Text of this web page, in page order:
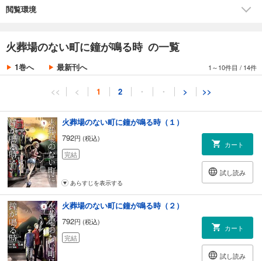
閲覧環境
火葬場のない町に鐘が鳴る時 の一覧
1巻へ 最新刊へ 1～10件目 / 14件
<< < 1 2 ・ ・ > >>
火葬場のない町に鐘が鳴る時（１）
792円 (税込)
完結
カート
試し読み
あらすじを表示する
火葬場のない町に鐘が鳴る時（２）
792円 (税込)
完結
カート
試し読み